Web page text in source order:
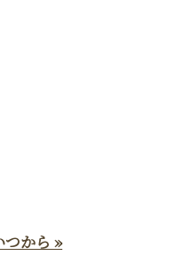
から »